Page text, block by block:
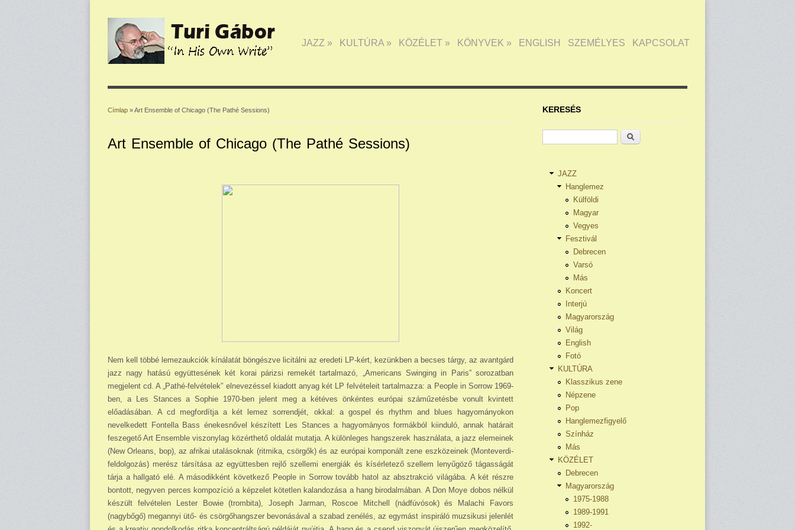
JAZZ » KULTÚRA » KÖZÉLET » KÖNYVEK » ENGLISH SZEMÉLYES KAPCSOLAT
Címlap » Art Ensemble of Chicago (The Pathé Sessions)
Art Ensemble of Chicago (The Pathé Sessions)
Nem kell többé lemezaukciók kínálatát böngészve licitálni az eredeti LP-kért, kezünkben a becses tárgy, az avantgárd
jazz nagy hatású együttesének két korai párizsi remekét tartalmazó, „Americans Swinging in Paris” sorozatban
megjelent cd. A „Pathé-felvételek” elnevezéssel kiadott anyag két LP felvételeit tartalmazza: a People in Sorrow 1969-
ben, a Les Stances a Sophie 1970-ben jelent meg a kétéves önkéntes európai száműzetésbe vonult kvintett
előadásában. A cd megfordítja a két lemez sorrendjét, okkal: a gospel és rhythm and blues hagyományokon
nevelkedett Fontella Bass énekesnővel készített Les Stances a hagyományos formákból kiinduló, annak határait
feszegető Art Ensemble viszonylag közérthető oldalát mutatja. A különleges hangszerek használata, a jazz elemeinek
(New Orleans, bop), az afrikai utalásoknak (ritmika, csörgők) és az európai komponált zene eszközeinek (Monteverdi-
feldolgozás) merész társítása az együttesben rejlő szellemi energiák és kísérletező szellem lenyűgöző tágasságát
tárja a hallgató elé. A másodikként következő People in Sorrow tovább hatol az absztrakció világába. A két részre
bontott, negyven perces kompozíció a képzelet kötetlen kalandozása a hang birodalmában. A Don Moye dobos nélkül
készült felvételen Lester Bowie (trombita), Joseph Jarman, Roscoe Mitchell (nádfúvósok) és Malachi Favors
(nagybőgő) megannyi ütő- és csörgőhangszer bevonásával a szabad zenélés, az egymást inspiráló muzsikusi jelenlét
KERESÉS
Keresés
JAZZ
Hanglemez
Külföldi
Magyar
Vegyes
Fesztivál
Debrecen
Varsó
Más
Koncert
Interjú
Magyarország
Világ
English
Fotó
KULTÚRA
Klasszikus zene
Népzene
Pop
Hanglemezfigyelő
Színház
Más
KÖZÉLET
Debrecen
Magyarország
1975-1988
1989-1991
1992-